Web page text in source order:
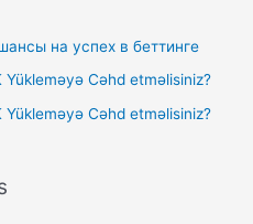
на успех в беттинге
Yükleməyə Cəhd etməlisiniz?
Yükleməyə Cəhd etməlisiniz?